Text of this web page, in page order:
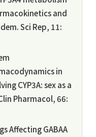
and
Sci Rep, 11:
in
CYP3A: sex as a
Pharmacol, 66:
Affecting GABAA